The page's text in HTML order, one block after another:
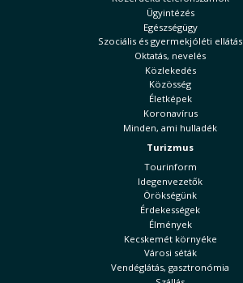
Ügyintézés
Egészségügy
Szociális és gyermekjóléti ellátás
Oktatás, nevelés
Közlekedés
Közösség
Életképek
Koronavírus
Minden, ami hulladék
Turizmus
Tourinform
Idegenvezetők
Örökségünk
Érdekességek
Élmények
Kecskemét környéke
Városi séták
Vendéglátás, gasztronómia